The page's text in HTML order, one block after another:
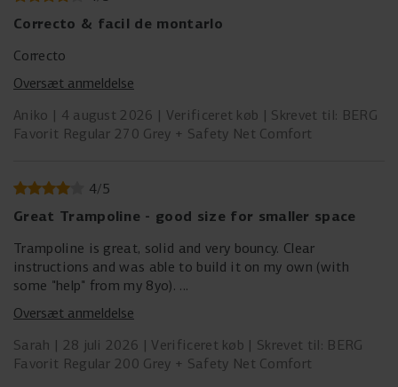
vejrforhold. Den robuste konstruktion i høj kvalitet sikrer
Correcto & facil de montarlo
Correcto
Oversæt anmeldelse
Aniko
4 august 2026 Verificeret køb
Skrevet til: BERG
Favorit Regular 270 Grey + Safety Net Comfort
4/5
Great Trampoline - good size for smaller space
Trampoline is great, solid and very bouncy. Clear
instructions and was able to build it on my own (with
some "help" from my 8yo).
One of the fixings was damaged but that has been easily
replaced via their customer services and just waiting to
receive it in the post.
Oversæt anmeldelse
Sarah
28 juli 2026 Verificeret køb
Skrevet til: BERG
Favorit Regular 200 Grey + Safety Net Comfort